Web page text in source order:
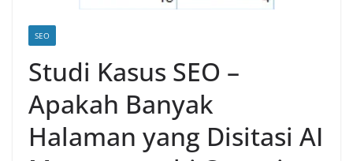
SEO
Studi Kasus SEO –
Apakah Banyak
Halaman yang Disitasi AI